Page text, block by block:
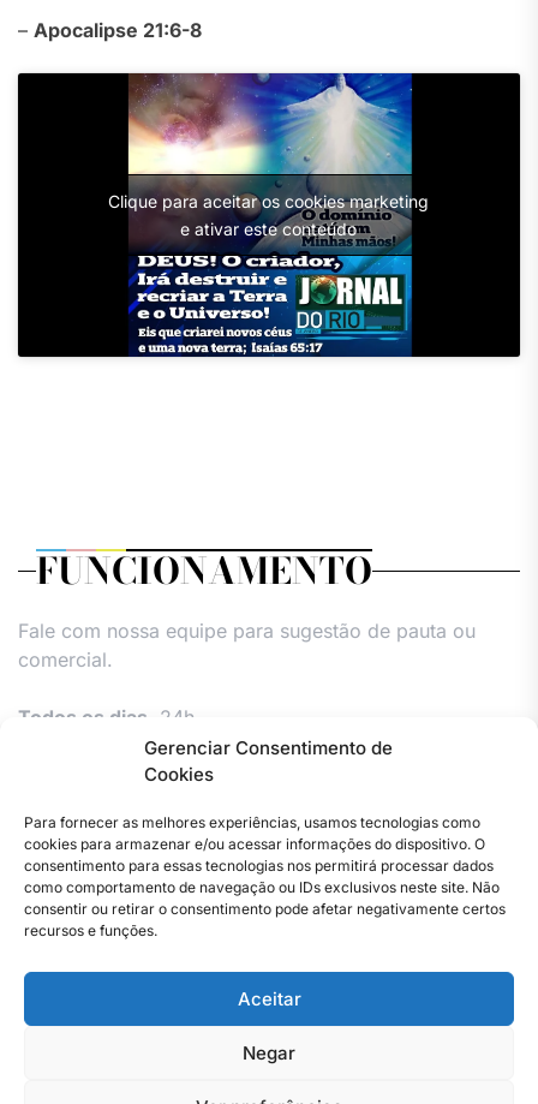
Gerenciar Consentimento de
Cookies
Para fornecer as melhores experiências, usamos tecnologias como
cookies para armazenar e/ou acessar informações do dispositivo. O
consentimento para essas tecnologias nos permitirá processar dados
como comportamento de navegação ou IDs exclusivos neste site. Não
consentir ou retirar o consentimento pode afetar negativamente certos
recursos e funções.
Aceitar
Negar
– Apocalipse 21:6-8
Clique para aceitar os cookies marketing
e ativar este conteúdo
FUNCIONAMENTO
Fale com nossa equipe para sugestão de pauta ou
comercial.
Todos os dias, 24h.
Facebook
Instagram
TwitterYoutube
contato
Privacidade
–
Jornal
de
cookiescookiescookies
e
–
Copyright © 2023 . Todos os direitos reservados. Webmaster
By Total Pro Designer.